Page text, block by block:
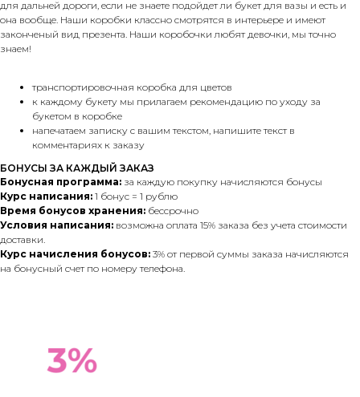
для дальней дороги, если не знаете подойдет ли букет для вазы и есть и
она вообще. Наши коробки классно смотрятся в интерьере и имеют
законченый вид презента. Наши коробочки любят девочки, мы точно
знаем!
транспортировочная коробка для цветов
к каждому букету мы прилагаем рекомендацию по уходу за
букетом в коробке
напечатаем записку с вашим текстом, напишите текст в
комментариях к заказу
БОНУСЫ ЗА КАЖДЫЙ ЗАКАЗ
Бонусная программа: за каждую покупку начисляются бонусы
Курс написания: 1 бонус = 1 рублю
Время бонусов хранения: бессрочно
Условия написания: возможна оплата 15% заказа без учета стоимости
доставки.
Курс начисления бонусов: 3% от первой суммы заказа начисляются
на бонусный счет по номеру телефона.